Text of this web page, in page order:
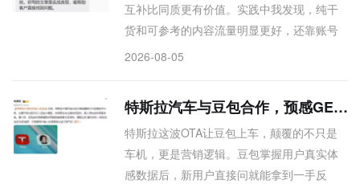
互补比同质更有价值。实践中我发现，纯干
货和可参考的内容流量明显更好，还靠账号
约了不少线下见面。听取反馈后更确定：内
边连。
2026-08-05
特斯拉汽车与豆包合作，预感GEO营销终局
特斯拉这波OTA让豆包上车，颠覆的不只是
车机，更是营销逻辑。豆包掌握用户真实体
感数据后，新用户直接问就能拿到一手反